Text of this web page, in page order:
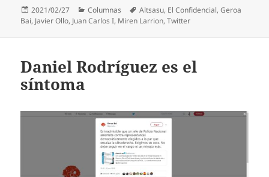
Publicado
el
2021/02/27 Categorías
Columnas Etiquetas
Altsasu, El Confidencial,Geroa
Bai, Javier Ollo, Juan Carlos I, Miren Larrion,Twitter
Daniel Rodríguez es el
síntoma